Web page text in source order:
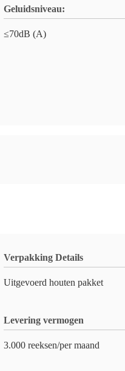
Geluidsniveau:
≤70dB (A)
Verpakking Details
Uitgevoerd houten pakket
Levering vermogen
3.000 reeksen/per maand